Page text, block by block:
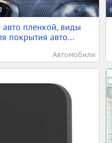
пленкой, виды
покрытия авто...
Автомобили